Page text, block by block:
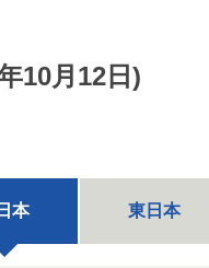
10月12日)
本 東日本